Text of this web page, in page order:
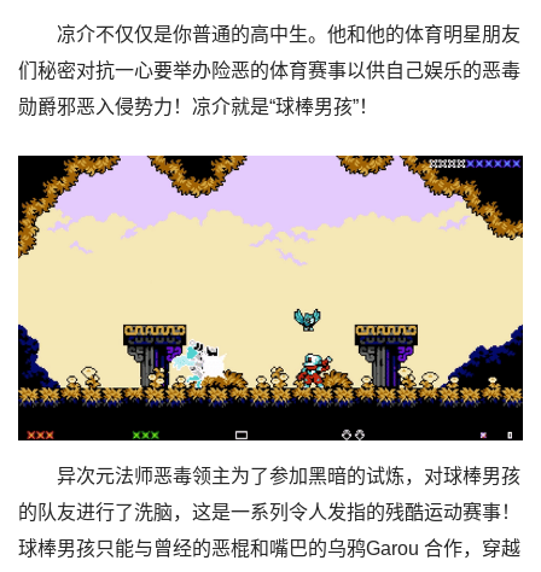
凉介不仅仅是你普通的高中生。他和他的体育明星朋友
们秘密对抗一心要举办险恶的体育赛事以供自己娱乐的恶毒
勋爵邪恶入侵势力！凉介就是“球棒男孩”！
异次元法师恶毒领主为了参加黑暗的试炼，对球棒男孩
的队友进行了洗脑，这是一系列令人发指的残酷运动赛事！
球棒男孩只能与曾经的恶棍和嘴巴的乌鸦Garou 合作，穿越